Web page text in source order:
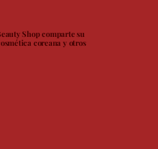
Shop comparte su
coreana y otros